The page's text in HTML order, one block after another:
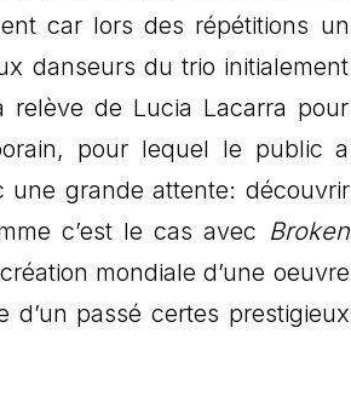
car lors des répétitions un
danseurs du trio initialement
relève de Lucia Lacarra pour
pour lequel le public a
une grande attente: découvrir
c’est le cas avec Broken
mondiale d’une oeuvre
passé certes prestigieux